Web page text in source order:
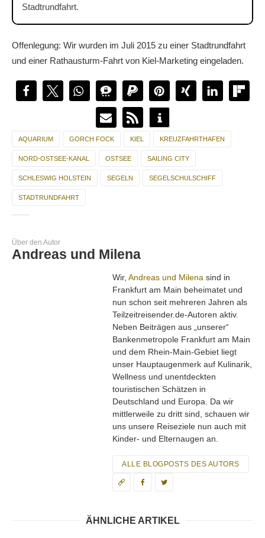
Stadtrundfahrt.
Offenlegung: Wir wurden im Juli 2015 zu einer Stadtrundfahrt
und einer Rathausturm-Fahrt von Kiel-Marketing eingeladen.
AQUARIUM GORCH FOCK KIEL KREUZFAHRTHAFEN
NORD-OSTSEE-KANAL OSTSEE SAILING CITY
SCHLESWIG HOLSTEIN SEGELN SEGELSCHULSCHIFF
STADTRUNDFAHRT
Über den Autor
Andreas und Milena
Wir, Andreas und Milena sind in
Frankfurt am Main beheimatet und
nun schon seit mehreren Jahren als
Teilzeitreisender.de-Autoren aktiv.
Neben Beiträgen aus „unserer“
Bankenmetropole Frankfurt am Main
und dem Rhein-Main-Gebiet liegt
unser Hauptaugenmerk auf Kulinarik,
Wellness und unentdeckten
touristischen Schätzen in
Deutschland und Europa. Da wir
mittlerweile zu dritt sind, schauen wir
uns unsere Reiseziele nun auch mit
Kinder- und Elternaugen an.
ALLE BLOGPOSTS DES AUTORS
ÄHNLICHE ARTIKEL